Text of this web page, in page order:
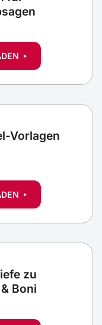
Vorlagen
zu
Boni